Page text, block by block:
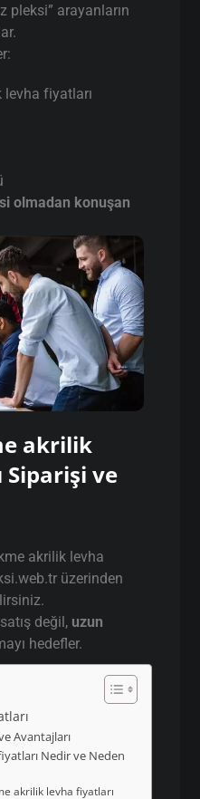
pleksi” arayanların
levha fiyatları
olmadan konuşan
akrilik
ve
akrilik levha
üzerinden
değil, uzun
hedefler.
Avantajları
Nedir ve Neden
akrilik levha fiyatları